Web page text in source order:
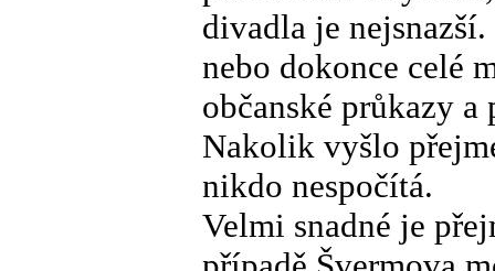
divadla je
nebo dokonce celé
občanské průkazy
Nakolik vyšlo
nikdo nespočítá.
Velmi snadné je